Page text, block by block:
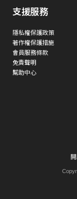
支援服務
隱私權保護政策
著作權保護措施
會員服務條款
免責聲明
幫助中心